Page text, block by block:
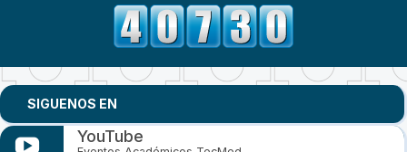
SIGUENOS EN
YouTube